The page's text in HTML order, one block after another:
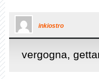
inkiostro
vergogna,